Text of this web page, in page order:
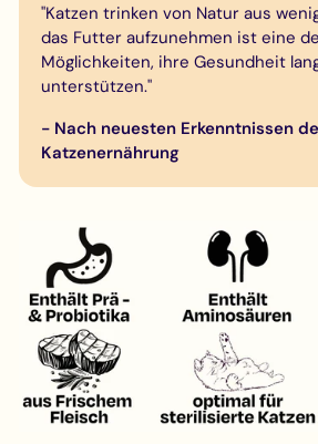
"Katzen trinken von Natur aus
das Futter aufzunehmen ist eine
Möglichkeiten, ihre Gesundheit
unterstützen."
- Nach neuesten Erkenntnissen
Katzenernährung